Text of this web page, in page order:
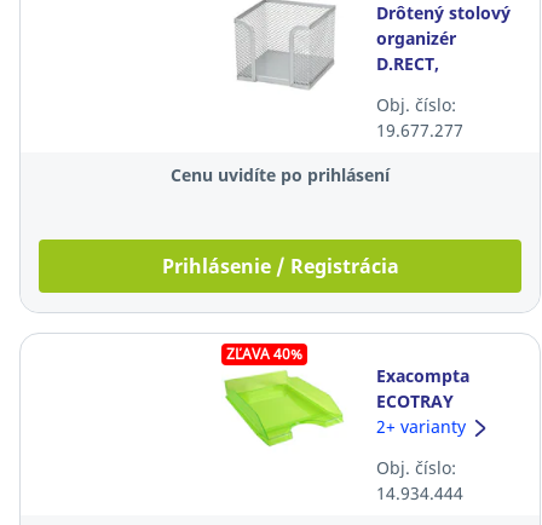
Drôtený stolový
organizér
D.RECT,
Obj. číslo:
19.677.277
Cenu uvidíte po prihlásení
Prihlásenie / Registrácia
ZĽAVA 40%
Exacompta
ECOTRAY
odkladač na
zelené jablko
2+ varianty
Obj. číslo:
14.934.444